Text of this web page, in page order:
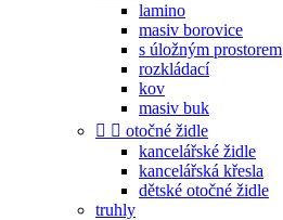
lamino
masiv borovice
s úložným prostorem
rozkládací
kov
masiv buk
  otočné židle
kancelářské židle
kancelářská křesla
dětské otočné židle
truhly